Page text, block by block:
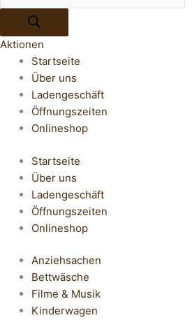
Aktionen
Startseite
Über uns
Ladengeschäft
Öffnungszeiten
Onlineshop
Startseite
Über uns
Ladengeschäft
Öffnungszeiten
Onlineshop
Anziehsachen
Bettwäsche
Filme & Musik
Kinderwagen